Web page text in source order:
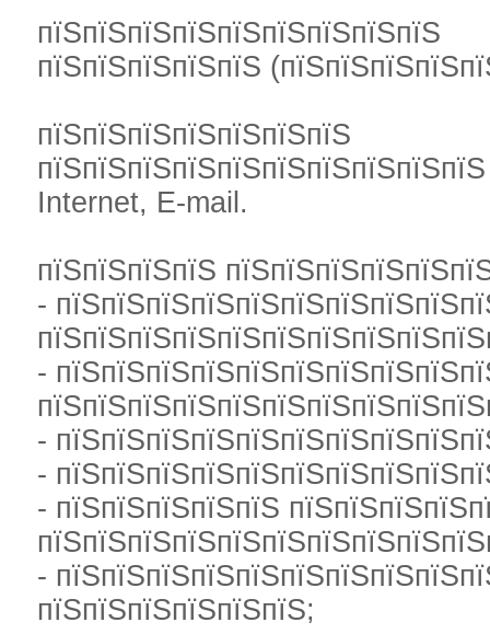
пїЅпїЅпїЅпїЅпїЅпїЅпїЅпїЅпїЅ
пїЅпїЅпїЅпїЅпїЅ
пїЅпїЅпїЅпїЅпїЅпїЅпїЅ
Internet, E-mail.
пїЅпїЅпїЅпїЅ
-
-
-
-
- пїЅпїЅпїЅпїЅпїЅ
-
пїЅпїЅпїЅпїЅпїЅпїЅ;